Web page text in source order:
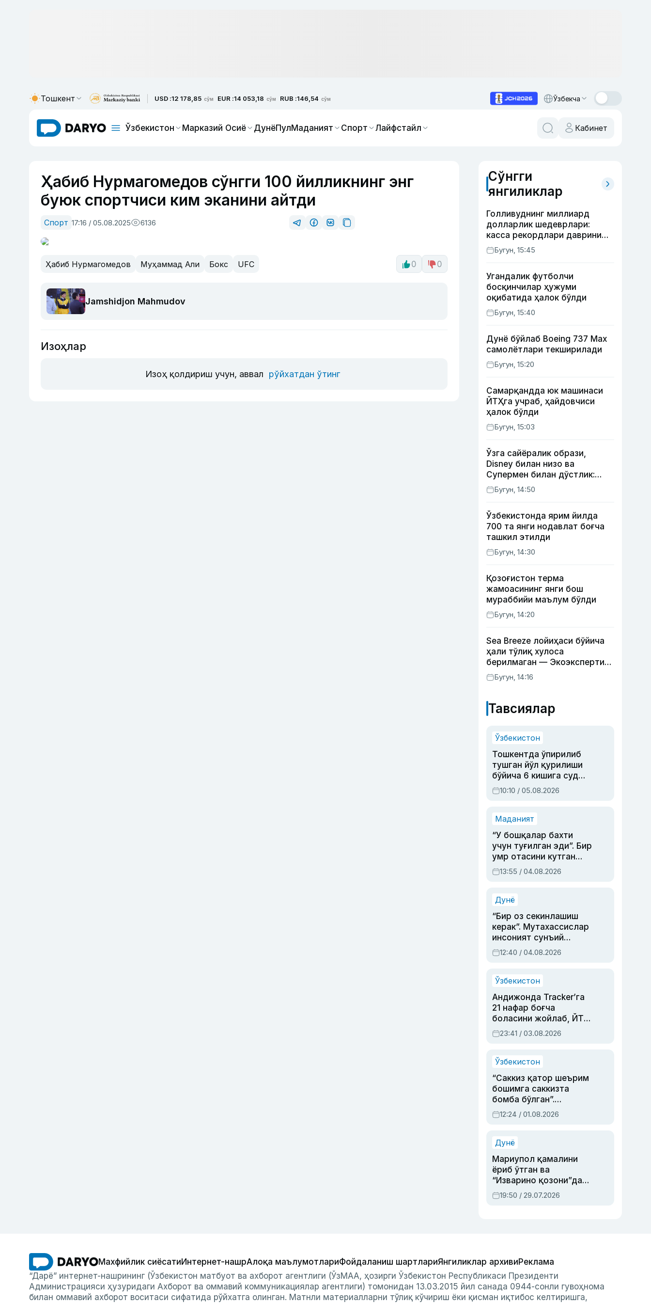
Тошкент USD :12 178,85 сўм EUR :14 053,18 сўм RUB :146,54 сўм Ўзбекча
Ўзбекистон Марказий Осиё ДунёПулМаданият Спорт Лайфстайл Кабинет
Ҳабиб Нурмагомедов сўнгги 100 йилликнинг энг
буюк спортчиси ким эканини айтди
Спорт 17:16 / 05.08.2025 6136
Ҳабиб Нурмагомедов Муҳаммад Али Бокс UFC 0 0
Jamshidjon Mahmudov
Изоҳлар
Изоҳ қолдириш учун, аввал рўйхатдан ўтинг
Сўнгги
янгиликлар
Голливуднинг миллиард
долларлик шедеврлари:
касса рекордлари даврини
бошлаб берган 4 та фильм
Бугун, 15:45
Угандалик футболчи
босқинчилар ҳужуми
оқибатида ҳалок бўлди
Бугун, 15:40
Дунё бўйлаб Boeing 737 Мах
самолётлари текширилади
Бугун, 15:20
Самарқандда юк машинаси
ЙТҲга учраб, ҳайдовчиси
ҳалок бўлди
Бугун, 15:03
Ўзга сайёралик образи,
Disney билан низо ва
Супермен билан дўстлик:
актёр Робин Уильямс ҳақида
кўпчилик билмайдиган
Бугун, 14:50
Ўзбекистонда ярим йилда
700 та янги нодавлат боғча
ташкил этилди
Бугун, 14:30
Қозоғистон терма
жамоасининг янги бош
мураббийи маълум бўлди
Бугун, 14:20
Sea Breeze лойиҳаси бўйича
ҳали тўлиқ хулоса
берилмаган — Экоэкспертиза
маркази
Бугун, 14:16
Тавсиялар
Ўзбекистон
Тошкентда ўпирилиб
тушган йўл қурилиши
бўйича 6 кишига суд
ҳукми ўқилди
10:10 / 05.08.2026
Маданият
“У бошқалар бахти
учун туғилган эди”. Бир
умр отасини кутган
актриса ва дубльяж
устаси Римма
синовларга тўла ҳаёти
13:55 / 04.08.2026
Дунё
“Бир оз секинлашиш
керак”. Мутахассислар
инсоният сунъий
интеллектни бошқара
олмай қолишидан
12:40 / 04.08.2026
Ўзбекистон
Андижонда Tracker’га
21 нафар боғча
боласини жойлаб, ЙТҲ
содир этган аёлга суд
ҳукми ўқилди
23:41 / 03.08.2026
Ўзбекистон
“Саккиз қатор шеърим
бошимга саккизта
бомба бўлган”.
Абдулла Ориповни
сиёсий айбловлардан
12:24 / 01.08.2026
Дунё
Мариупол қамалини
ёриб ўтган ва
“Изварино қозони”дан
чиққан қаҳрамон —
Украина армияси бош
19:50 / 29.07.2026
Махфийлик сиёсатиИнтернет-нашрАлоқа маълумотлариФойдаланиш шартлариЯнгиликлар архивиРеклама
“Дарё” интернет-нашрининг (Ўзбекистон матбуот ва ахборот агентлиги (ЎзМАА, ҳозирги Ўзбекистон Республикаси Президенти
Администрацияси ҳузуридаги Ахборот ва оммавий коммуникациялар агентлиги) томонидан 13.03.2015 йил санада 0944-сонли гувоҳнома
билан оммавий ахборот воситаси сифатида рўйхатга олинган. Матнли материалларни тўлиқ кўчириш ёки қисман иқтибос келтиришга,